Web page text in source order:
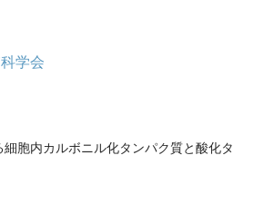
学会
胞内カルボニル化タンパク質と酸化タ